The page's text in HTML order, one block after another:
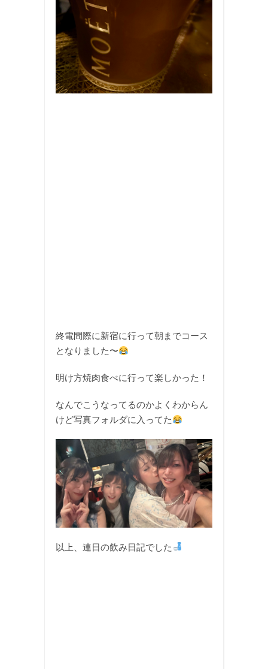
終電間際に新宿に行って朝までコース
となりました〜
明け方焼肉食べに行って楽しかった！
なんでこうなってるのかよくわからん
けど写真フォルダに入ってた
以上、連日の飲み日記でした